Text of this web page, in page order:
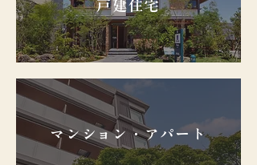
戸建住宅
マンション・アパート